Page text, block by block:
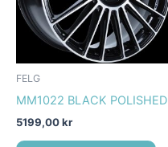
FELG
MM1022 BLACK POLISHED
5199,00kr